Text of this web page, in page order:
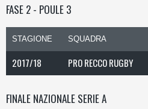
FASE 2 - POULE 3
STAGIONE SQUADRA
2017/18 PRO RECCO RUGBY
FINALE NAZIONALE SERIE A